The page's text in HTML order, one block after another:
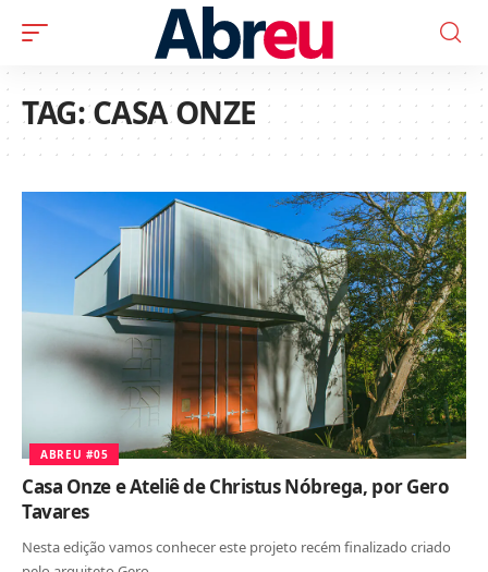
TAG:CASA ONZE
ABREU #05
Casa Onze e Ateliê de Christus Nóbrega, por Gero
Tavares
Nesta edição vamos conhecer este projeto recém finalizado criado